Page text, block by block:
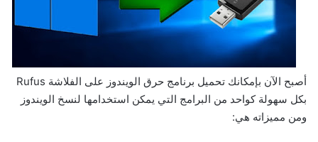
أصبح الآن بإمكانك تحميل برنامج حرق الويندوز على الفلاشة Rufus
بكل سهولة كواحد من البرامج التي يمكن استخدامها لنسخ الويندوز
ومن مميزاته هي: